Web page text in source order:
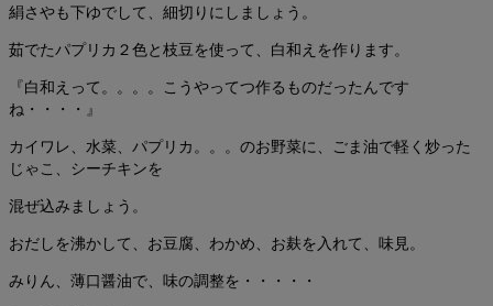
絹さやも下ゆでして、細切りにしましょう。
茹でたパプリカ２色と枝豆を使って、白和えを作ります。
『白和えって。。。。こうやってつ作るものだったんです
ね・・・・』
カイワレ、水菜、パプリカ。。。のお野菜に、ごま油で軽く炒った
じゃこ、シーチキンを
混ぜ込みましょう。
おだしを沸かして、お豆腐、わかめ、お麸を入れて、味見。
みりん、薄口醤油で、味の調整を・・・・・